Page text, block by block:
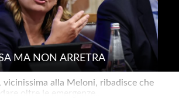
MA NON ARRETRA
vicinissima alla Meloni, ribadisce che
oltre le emergenze..